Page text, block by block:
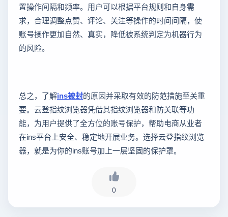
置操作间隔和频率。用户可以根据平台规则和自身需
求，合理调整点赞、评论、关注等操作的时间间隔，使
账号操作更加自然、真实，降低被系统判定为机器行为
的风险。
总之，了解ins被封的原因并采取有效的防范措施至关重
要。云登指纹浏览器凭借其指纹浏览器和防关联等功
能，为用户提供了全方位的账号保护，帮助电商从业者
在ins平台上安全、稳定地开展业务。选择云登指纹浏览
器，就是为你的ins账号加上一层坚固的保护罩。
0